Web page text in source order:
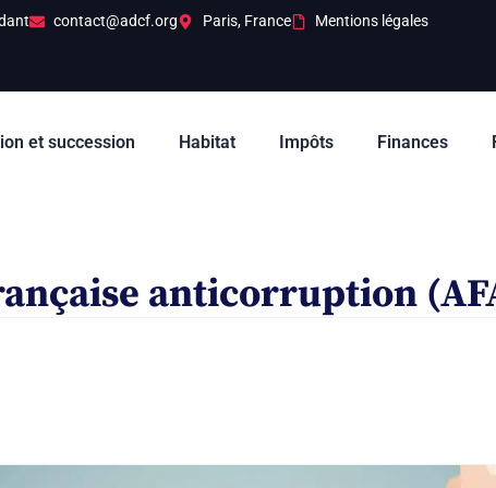
contact@adcf.org Paris, France Mentions légales
et succession Habitat Impôts Finances
anticorruption